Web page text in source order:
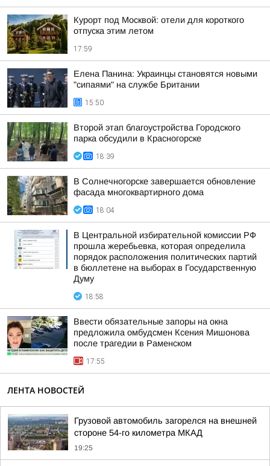
Курорт под Москвой: отели для короткого
отпуска этим летом
17:59
Елена Панина: Украинцы становятся новыми
"сипаями" на службе Британии
15:50
Второй этап благоустройства Городского
парка обсудили в Красногорске
18:39
В Солнечногорске завершается обновление
фасада многоквартирного дома
18:04
В Центральной избирательной комиссии РФ
прошла жеребьевка, которая определила
порядок расположения политических партий
в бюллетене на выборах в Государственную
Думу
18:58
Ввести обязательные запоры на окна
предложила омбудсмен Ксения Мишонова
после трагедии в Раменском
17:55
ЛЕНТА НОВОСТЕЙ
Грузовой автомобиль загорелся на внешней
стороне 54-го километра МКАД
19:25